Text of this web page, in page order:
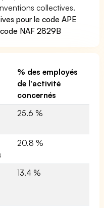
collectives.
pour le code APE
NAF 2829B
% des employés
de l'activité
concernés
25.6 %
20.8 %
13.4 %